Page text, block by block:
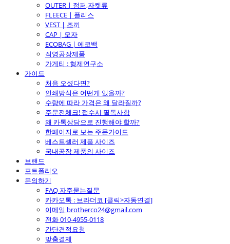
OUTER | 점퍼,자켓류
FLEECE | 플리스
VEST | 조끼
CAP | 모자
ECOBAG | 에코백
직영공장제품
가게티 : 형제연구소
가이드
처음 오셨다면?
인쇄방식은 어떤게 있을까?
수량에 따라 가격은 왜 달라질까?
주문전체크! 접수시 필독사항
왜 카톡상담으로 진행해야 할까?
한페이지로 보는 주문가이드
베스트셀러 제품 사이즈
국내공장 제품의 사이즈
브랜드
포트폴리오
문의하기
FAQ 자주묻는질문
카카오톡 : 브라더코 [클릭>자동연결]
이메일 brotherco24@gmail.com
전화 010-4955-0118
간단견적요청
맞춤결제